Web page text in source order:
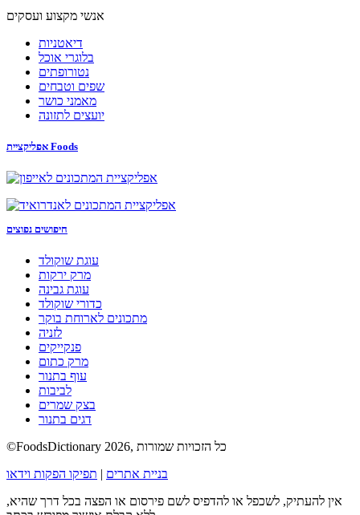
אנשי מקצוע ועסקים
דיאטניות
בלוגרי אוכל
נטורופתים
שפים וטבחים
מאמני כושר
יועצים לתזונה
אפליקציית Foods
חיפושים נפוצים
עוגת שוקולד
מרק ירקות
עוגת גבינה
כדורי שוקולד
מתכונים לארוחת בוקר
לזניה
פנקייקים
מרק כתום
עוף בתנור
לביבות
בצק שמרים
דגים בתנור
©FoodsDictionary 2026, כל הזכויות שמורות
בניית אתרים | תפיקו הפקות וידאו
אין להעתיק, לשכפל או להדפיס לשם פירסום או הפצה בכל דרך שהיא,